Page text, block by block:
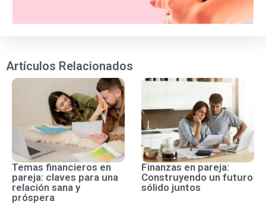
Artículos Relacionados
Temas financieros en
pareja: claves para una
relación sana y
próspera
Finanzas en pareja:
Construyendo un futuro
sólido juntos